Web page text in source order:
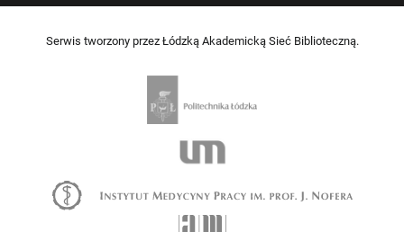
Serwis tworzony przez Łódzką Akademicką Sieć Biblioteczną.